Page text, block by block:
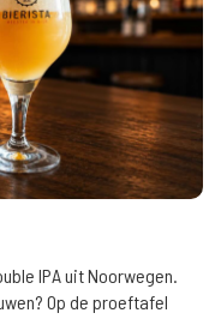
IPA uit Noorwegen.
Op de proeftafel